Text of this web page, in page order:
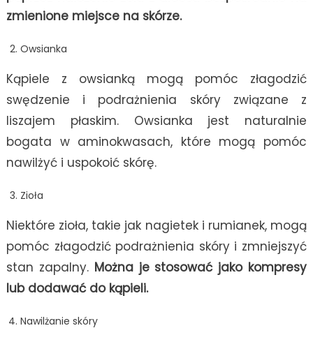
zmienione miejsce na skórze.
Owsianka
Kąpiele z owsianką mogą pomóc złagodzić
swędzenie i podrażnienia skóry związane z
liszajem płaskim. Owsianka jest naturalnie
bogata w aminokwasach, które mogą pomóc
nawilżyć i uspokoić skórę.
Zioła
Niektóre zioła, takie jak nagietek i rumianek, mogą
pomóc złagodzić podrażnienia skóry i zmniejszyć
stan zapalny. Można je stosować jako kompresy
lub dodawać do kąpieli.
Nawilżanie skóry